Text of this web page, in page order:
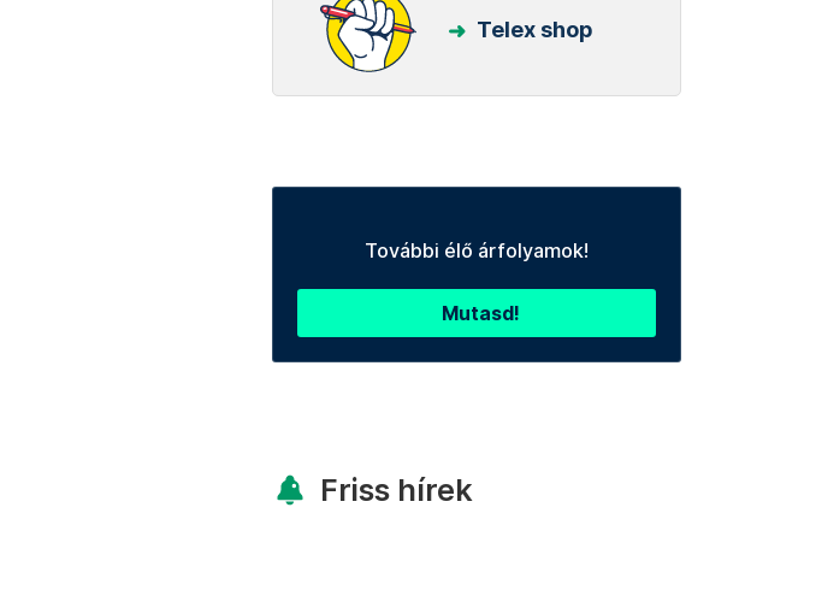
Telex shop
További élő árfolyamok!
Mutasd!
Friss hírek